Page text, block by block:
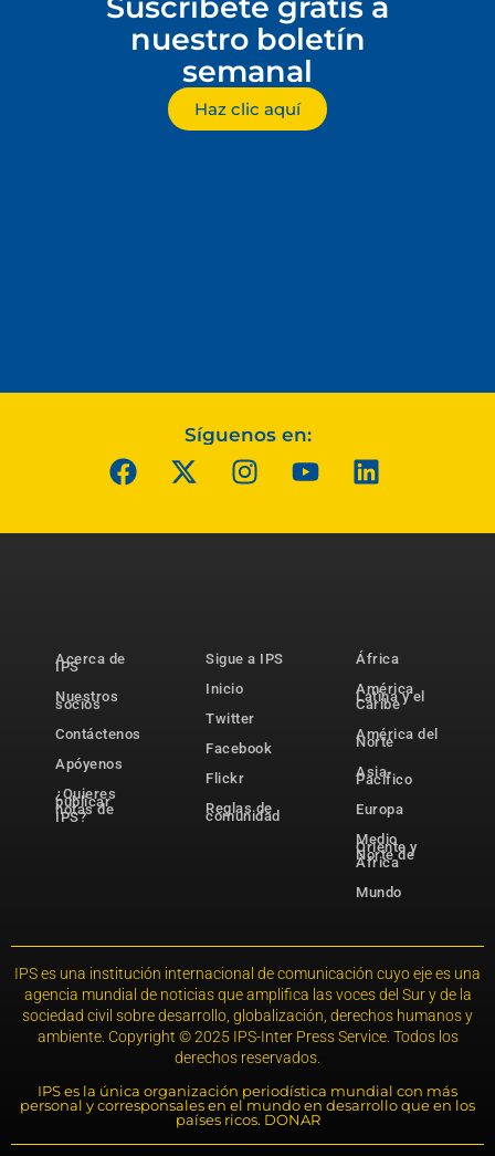
nuestro boletín
semanal
Haz clic aquí
Síguenos en:
Acerca de
IPS
Nuestros
socios
Contáctenos
Apóyenos
¿Quieres
publicar
notas de
IPS?
Sigue a IPS
Inicio
Twitter
Facebook
Flickr
Reglas de
comunidad
África
América
Latina y el
Caribe
América del
Norte
Asia-
Pacífico
Europa
Medio
Oriente y
Norte de
África
Mundo
IPS es una institución internacional de comunicación cuyo eje es una
agencia mundial de noticias que amplifica las voces del Sur y de la
sociedad civil sobre desarrollo, globalización, derechos humanos y
ambiente. Copyright © 2025 IPS-Inter Press Service. Todos los
derechos reservados.
IPS es la única organización periodística mundial con más
personal y corresponsales en el mundo en desarrollo que en los
países ricos. DONAR